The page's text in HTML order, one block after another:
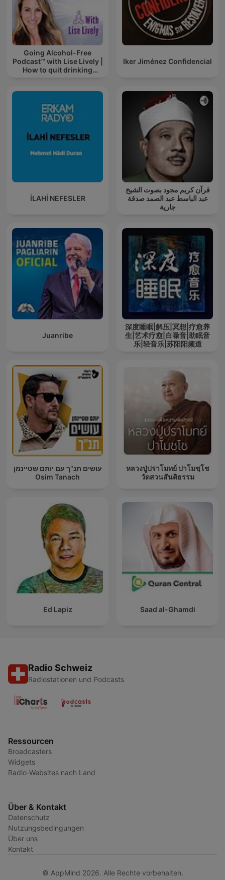
Going Alcohol-Free
Podcast™ with Lise Lively |
How to quit drinking
Iker Jiménez Confidencial
İLAHİ NEFESLER
قرآن كريم مجود بصوت الشيخ
عبد الباسط عبد الصمد صدقة
جارية
Juanribe
深度睡眠|解压|冥想|疗愈养
生|艺术疗愈|白噪音|助眠音
乐|轻音乐|苏阳阳频道
עושים תנ"ך עם יותם שטיינמן
Osim Tanach
หลวงปู่ปราโมทย์ ปาโมชฺโช
วัดสวนสันติธรรม
Ed Lapiz Saad al-Ghamdi
Radio Schweiz
Radiostationen und Podcasts
Ressourcen
Broadcasters
Widgets
Radio-Websites nach Land
Über & Kontakt
Datenschutz
Nutzungsbedingungen
Über uns
Kontakt
© AppMind 2026. Alle Rechte vorbehalten.